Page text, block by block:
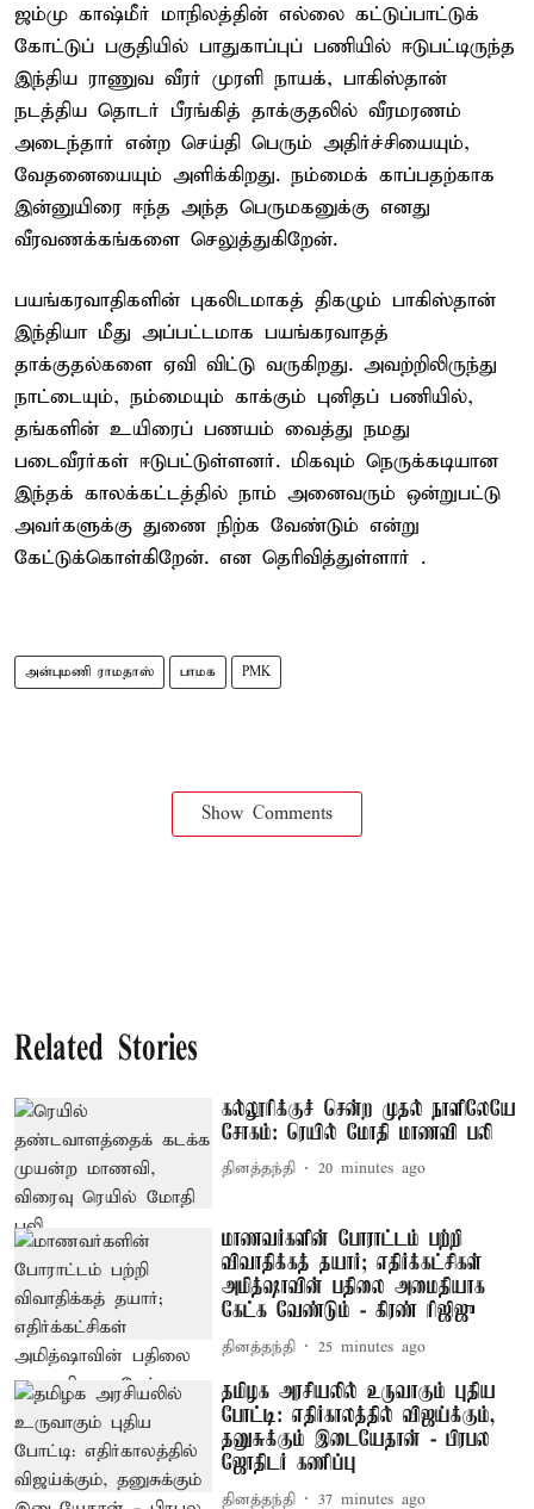
ஜம்மு காஷ்மீர் மாநிலத்தின் எல்லை கட்டுப்பாட்டுக்
கோட்டுப் பகுதியில் பாதுகாப்புப் பணியில் ஈடுபட்டிருந்த
இந்திய ராணுவ வீரர் முரளி நாயக், பாகிஸ்தான்
நடத்திய தொடர் பீரங்கித் தாக்குதலில் வீரமரணம்
அடைந்தார் என்ற செய்தி பெரும் அதிர்ச்சியையும்,
வேதனையையும் அளிக்கிறது. நம்மைக் காப்பதற்காக
இன்னுயிரை ஈந்த அந்த பெருமகனுக்கு எனது
வீரவணக்கங்களை செலுத்துகிறேன்.
பயங்கரவாதிகளின் புகலிடமாகத் திகழும் பாகிஸ்தான்
இந்தியா மீது அப்பட்டமாக பயங்கரவாதத்
தாக்குதல்களை ஏவி விட்டு வருகிறது. அவற்றிலிருந்து
நாட்டையும், நம்மையும் காக்கும் புனிதப் பணியில்,
தங்களின் உயிரைப் பணயம் வைத்து நமது
படைவீரர்கள் ஈடுபட்டுள்ளனர். மிகவும் நெருக்கடியான
இந்தக் காலக்கட்டத்தில் நாம் அனைவரும் ஒன்றுபட்டு
அவர்களுக்கு துணை நிற்க வேண்டும் என்று
கேட்டுக்கொள்கிறேன். என தெரிவித்துள்ளார் .
அன்புமணி ராமதாஸ் பாமக PMK
Show Comments
Related Stories
கல்லூரிக்குச் சென்ற முதல் நாளிலேயே
சோகம்: ரெயில் மோதி மாணவி பலி
தினத்தந்தி 20 minutes ago
மாணவர்களின் போராட்டம் பற்றி
விவாதிக்கத் தயார்; எதிர்க்கட்சிகள்
அமித்ஷாவின் பதிலை அமைதியாக
கேட்க வேண்டும் - கிரண் ரிஜிஜு
தினத்தந்தி 25 minutes ago
தமிழக அரசியலில் உருவாகும் புதிய
போட்டி: எதிர்காலத்தில் விஜய்க்கும்,
தனுசுக்கும் இடையேதான் - பிரபல
ஜோதிடர் கணிப்பு
தினத்தந்தி 37 minutes ago